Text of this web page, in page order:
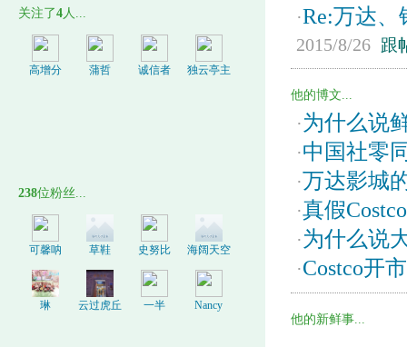
关注了4人...
高增分 蒲哲 诚信者 独云亭主
238位粉丝...
可馨呐 草鞋 史努比 海阔天空
琳 云过虎丘 一半 Nancy
·Re:万达、
2015/8/26 跟
他的博文...
·为什么说
·中国社零
·万达影城
·真假
·为什么说
·Costco开
他的新鲜事...